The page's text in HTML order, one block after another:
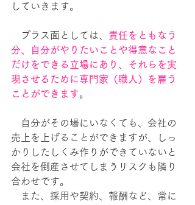
していきます。
プラス面としては、 責任をともなう
分、自分がやりたいことや得意なこと
だけをできる立場にあり、それらを実
現させるために専門家（職人）を雇う
ことができます。
自分がその場にいなくても、会社の
売上を上げることができますが、しっ
かりしたしくみ作りができていないと
会社を倒産させてしまうリスクも隣り
合わせです。
また、採用や契約、報酬など、常に